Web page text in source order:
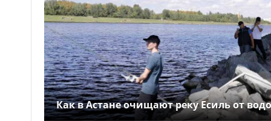
полиции: пьяного водителя
лишили прав на 7 лет в
Жамбылской области
15:44
Вакцинация против ВПЧ
продолжается в Астане:
санитарный врач обратилась к
родителям
15:31
Пьяное застолье
закончилось убийством в Актау
Как в Астане очищают реку Есиль от